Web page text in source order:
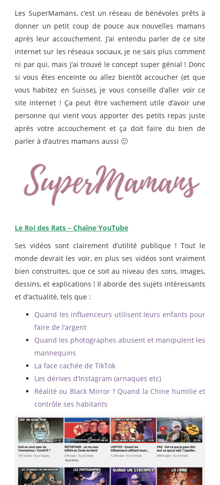
Les SuperMamans, c’est un réseau de bénévoles prêts à
donner un petit coup de pouce aux nouvelles mamans
après leur accouchement. J’ai entendu parler de ce site
internet sur les réseaux sociaux, je ne sais plus comment
ni par qui, mais j’ai trouvé le concept super génial ! Donc
si vous êtes enceinte ou allez bientôt accoucher (et que
vous habitez en Suisse), je vous conseille d’aller voir ce
site internet ! Ça peut être vachement utile d’avoir une
personne qui vient vous apporter des petits repas juste
après votre accouchement et ça doit faire du bien de
parler à d’autres mamans aussi 🙂
Le Roi des Rats – Chaîne YouTube
Ses vidéos sont clairement d’utilité publique ! Tout le
monde devrait les voir, en plus ses vidéos sont vraiment
bien construites, que ce soit au niveau des sons, images,
dessins, et explications ! Il aborde des sujets intéressants
et d’actualité, tels que :
Quand les influenceurs utilisent leurs enfants pour
faire de l’argent
Quand les photographes abusent et manipulent les
mannequins
La face cachée de TikTok
Les dérives d’Instagram (arnaques etc)
Réalité ou Black Mirror ? Quand la Chine humilie et
contrôle ses habitants